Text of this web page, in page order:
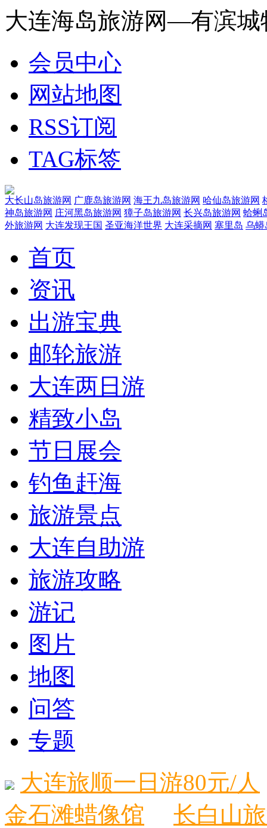
大连海岛旅游网—有滨城
会员中心
网站地图
RSS订阅
TAG标签
大长山岛旅游网 广鹿岛旅游网 海王九岛旅游网 哈仙岛旅游网
神岛旅游网 庄河黑岛旅游网 獐子岛旅游网 长兴岛旅游网 蛤蜊
外旅游网 大连发现王国 圣亚海洋世界 大连采摘网 塞里岛 乌蟒
首页
资讯
出游宝典
邮轮旅游
大连两日游
精致小岛
节日展会
钓鱼赶海
旅游景点
大连自助游
旅游攻略
游记
图片
地图
问答
专题
大连旅顺一日游80元/人
金石滩蜡像馆
长白山